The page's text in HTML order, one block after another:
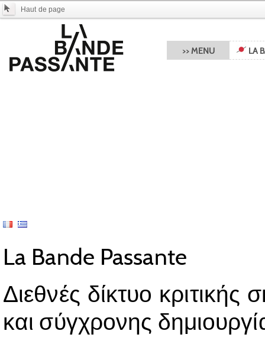
Haut de page
>> MENU LA
La Bande Passante
Διεθνές δίκτυο
και σύγχρονης